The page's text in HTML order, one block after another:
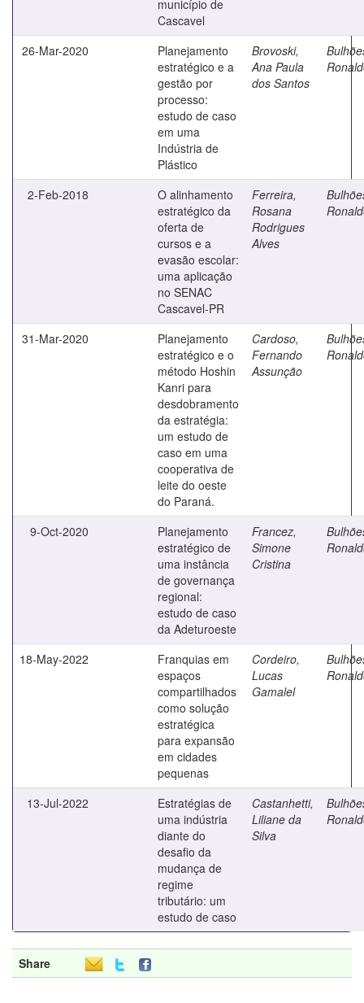
município de
Cascavel
26-Mar-2020
Planejamento
estratégico e a
gestão por
processo:
estudo de caso
em uma
Indústria de
Plástico
Brovoski,
Ana Paula
dos Santos
2-Feb-2018
O alinhamento
estratégico da
oferta de
cursos e a
evasão escolar:
uma aplicação
no SENAC
Cascavel-PR
Ferreira,
Rosana
Rodrigues
Alves
31-Mar-2020
Planejamento
estratégico e o
método Hoshin
Kanri para
desdobramento
da estratégia:
um estudo de
caso em uma
cooperativa de
leite do oeste
do Paraná.
Cardoso,
Fernando
Assunção
9-Oct-2020
Planejamento
estratégico de
uma instância
de governança
regional:
estudo de caso
da Adeturoeste
Francez,
Simone
Cristina
18-May-2022
Franquias em
espaços
compartilhados
como solução
estratégica
para expansão
em cidades
pequenas
Cordeiro,
Lucas
Gamalel
13-Jul-2022
Estratégias de
uma indústria
diante do
desafio da
mudança de
regime
tributário: um
estudo de caso
Castanhetti,
Liliane da
Silva
Share